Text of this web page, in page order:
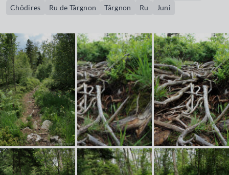
Chôdires
Ru de Târgnon Târgnon Ru Juni